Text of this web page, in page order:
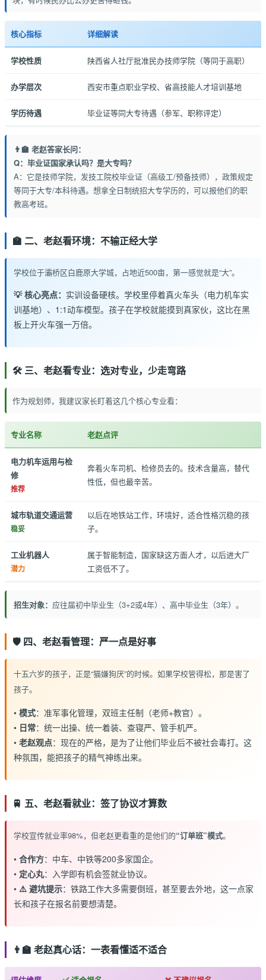
核心指标 详细解读
学校性质 陕西省人社厅批准民办技师学院（等同于高职）
办学层次 西安市重点职业学校、省高技能人才培训基地
学历待遇 毕业证等同大专待遇（参军、职称评定）
👨‍🏫 老赵答家长问：
Q：毕业证国家承认吗？是大专吗？
A：它是技师学院，发技工院校毕业证（高级工/预备技师），政策规定
等同于大专/本科待遇。想拿全日制统招大专学历的，可以报他们的职
教高考班。
🏫 二、老赵看环境：不输正经大学
学校位于灞桥区白鹿原大学城，占地近500亩，第一感觉就是“大”。
💡 核心亮点： 实训设备硬核。学校里停着真火车头（电力机车实
训基地）、1:1动车模型。孩子在学校就能摸到真家伙，这比在黑
板上开火车强一万倍。
🛠️ 三、老赵看专业：选对专业，少走弯路
作为规划师，我建议家长盯着这几个核心专业看：
专业名称 老赵点评
电力机车运用与检
修
推荐
奔着火车司机、检修员去的。技术含量高，替代
性低，但也最辛苦。
城市轨道交通运营
稳妥
以后在地铁站工作，环境好，适合性格沉稳的孩
子。
工业机器人
潜力
属于智能制造，国家缺这方面人才，以后进大厂
工资低不了。
招生对象： 应往届初中毕业生（3+2或4年）、高中毕业生（3年）。
🛡️ 四、老赵看管理：严一点是好事
十五六岁的孩子，正是“猫嫌狗厌”的时候。如果学校管得松，那是害了
孩子。
• 模式：准军事化管理，双班主任制（老师+教官）。
• 日常：统一出操、统一着装、查寝严、管手机严。
• 老赵观点：现在的严格，是为了让他们毕业后不被社会毒打。这
种氛围，能把孩子的精气神练出来。
🚆 五、老赵看就业：签了协议才算数
学校宣传就业率98%，但老赵更看重的是他们的“订单班”模式。
• 合作方：中车、中铁等200多家国企。
• 定心丸：入学即有机会签就业协议。
• ⚠️ 避坑提示：铁路工作大多需要倒班，甚至要去外地，这一点家
长和孩子在报名前要想清楚。
👨‍🏫 老赵真心话：一表看懂适不适合